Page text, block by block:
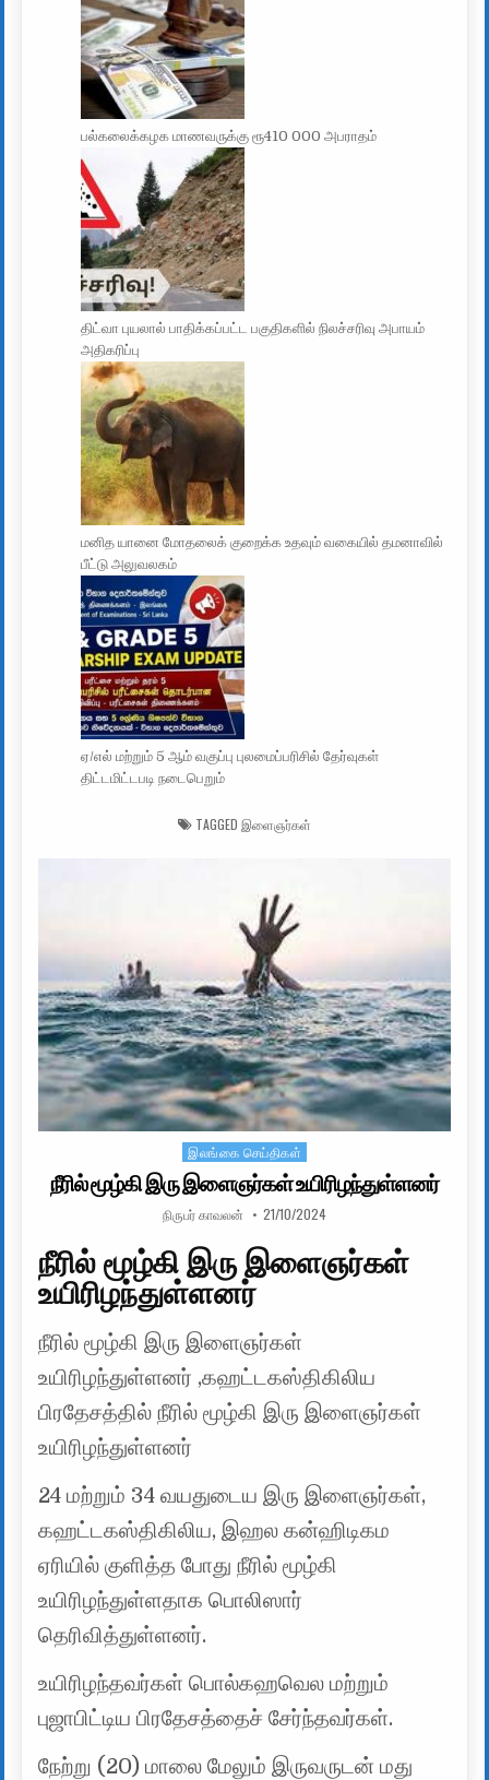
பல்கலைக்கழக மாணவருக்கு ரூ410 000 அபராதம்
திட்வா புயலால் பாதிக்கப்பட்ட பகுதிகளில் நிலச்சரிவு அபாயம்
அதிகரிப்பு
மனித யானை மோதலைக் குறைக்க உதவும் வகையில் தமனாவில்
பீட்டு அலுவலகம்
ஏ/எல் மற்றும் 5 ஆம் வகுப்பு புலமைப்பரிசில் தேர்வுகள்
திட்டமிட்டபடி நடைபெறும்
TAGGED இளைஞர்கள்
Posted in
இலங்கை செய்திகள்
நீரில் மூழ்கி இரு இளைஞர்கள் உயிரிழந்துள்ளனர்
AUTHOR:
நிருபர் காவலன் PUBLISHED DATE:
21/10/2024
நீரில் மூழ்கி இரு இளைஞர்கள்
உயிரிழந்துள்ளனர்
நீரில் மூழ்கி இரு இளைஞர்கள்
உயிரிழந்துள்ளனர் ,கஹட்டகஸ்திகிலிய
பிரதேசத்தில் நீரில் மூழ்கி இரு இளைஞர்கள்
உயிரிழந்துள்ளனர்
24 மற்றும் 34 வயதுடைய இரு இளைஞர்கள்,
கஹட்டகஸ்திகிலிய, இஹல கன்ஹிடிகம
ஏரியில் குளித்த போது நீரில் மூழ்கி
உயிரிழந்துள்ளதாக பொலிஸார்
தெரிவித்துள்ளனர்.
உயிரிழந்தவர்கள் பொல்கஹவெல மற்றும்
புஜாபிட்டிய பிரதேசத்தைச் சேர்ந்தவர்கள்.
நேற்று (20) மாலை மேலும் இருவருடன் மது